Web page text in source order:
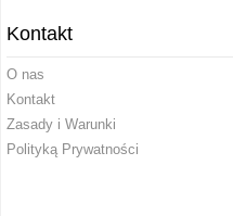
Kontakt
O nas
Kontakt
Zasady i Warunki
Polityką Prywatności